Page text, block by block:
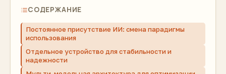
СОДЕРЖАНИЕ
Постоянное присутствие ИИ: смена парадигмы
использования
Отдельное устройство для стабильности и
надежности